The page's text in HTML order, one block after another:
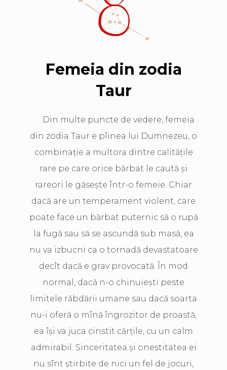
Femeia din zodia
Taur
Din multe puncte de vedere, femeia
din zodia Taur e pîinea lui Dumnezeu, o
combinaţie a multora dintre calităţile
rare pe care orice bărbat le caută şi
rareori le găseşte într-o femeie. Chiar
dacă are un temperament violent, care
poate face un bărbat puternic să o rupă
la fugă sau să se ascundă sub masă, ea
nu va izbucni ca o tornadă devastatoare
decît dacă e grav provocată. În mod
normal, dacă n-o chinuieşti peste
limitele răbdării umane sau dacă soarta
nu-i oferă o mînă îngrozitor de proastă,
ea îşi va juca cinstit cărţile, cu un calm
admirabil. Sinceritatea şi onestitatea ei
nu sînt ştirbite de nici un fel de jocuri,